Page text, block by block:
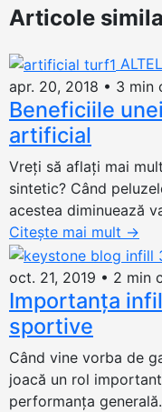
Articole
apr. 20, 2018 • 3 min
Beneficiile
artificial
Vreți să aflați mai
sintetic? Când
acestea diminuează
Citește mai mult →
oct. 21, 2019 • 2 min
Importanța
sportive
Când vine vorba de
joacă un rol
performanța